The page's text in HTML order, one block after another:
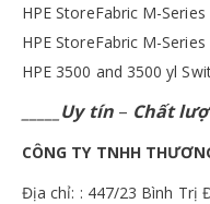
HPE StoreFabric M-Series
HPE StoreFabric M-Series
HPE 3500 and 3500 yl
_____Uy tín – Chất
CÔNG TY TNHH
Địa chỉ: : 447/23 Bình Trị